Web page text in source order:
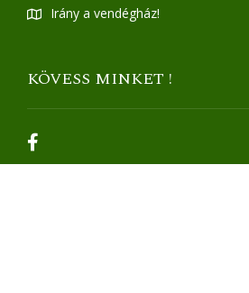
Irány a vendégház!
KÖVESS MINKET !